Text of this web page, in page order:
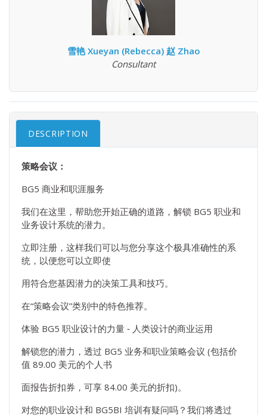
雪艳 Xueyan (Rebecca) 赵 Zhao
Consultant
DESCRIPTION
策略会议：
BG5 商业和职涯服务
我们在这里，帮助您开始正确的道路，解锁 BG5 职业和
业务设计系统的潜力。
立即注册，这样我们可以与您分享这个极具准确性的系
统，以便您可以立即使
用符合您基因潜力的决策工具和技巧。
在“策略会议”类别中的特色推荐。
体验 BG5 职业设计的力量 ‐ 人类设计的商业运用
解锁您的潜力，透过 BG5 业务和职业策略会议 (包括价
值 89.00 美元的个人书
面报告折扣券，可享 84.00 美元的折扣)。
对您的职业设计和 BG5BI 培训有疑问吗？我们将透过